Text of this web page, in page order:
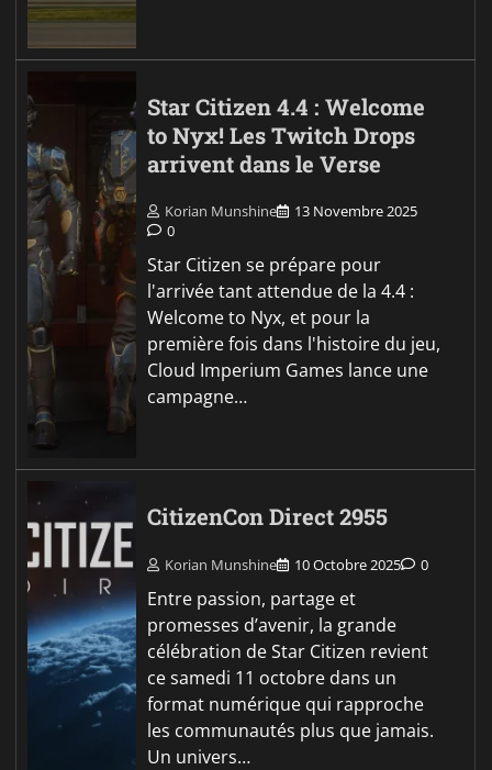
Star Citizen 4.4 : Welcome
to Nyx! Les Twitch Drops
arrivent dans le Verse
Korian Munshine
13 Novembre 2025
0
Star Citizen se prépare pour
l'arrivée tant attendue de la 4.4 :
Welcome to Nyx, et pour la
première fois dans l'histoire du jeu,
Cloud Imperium Games lance une
campagne…
CitizenCon Direct 2955
Korian Munshine 10 Octobre 2025 0
Entre passion, partage et
promesses d’avenir, la grande
célébration de Star Citizen revient
ce samedi 11 octobre dans un
format numérique qui rapproche
les communautés plus que jamais.
Un univers…